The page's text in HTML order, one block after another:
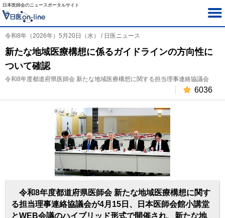
日本医師会のニュースポータルサイト
令和8年（2026年）5月20日（水） / 日医ニュース
新たな地域医療構想に係るガイドラインの方向性に
ついて確認
令和8年度都道府県医師会 新たな地域医療構想に関する担当理事連絡協議会
6036
令和8年度都道府県医師会 新たな地域医療構想に関す
る担当理事連絡協議会が4月15日、日本医師会館小講堂
とWEB会議のハイブリッド形式で開催され、新たな地